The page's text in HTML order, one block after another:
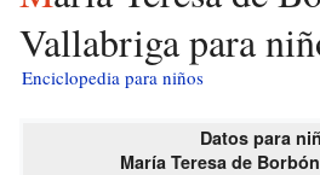
Vallabriga para
Enciclopedia para niños
Datos para
María Teresa de